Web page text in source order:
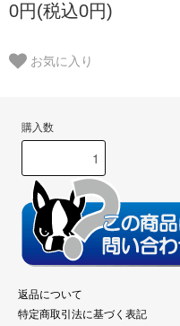
0円(税込0円)
お気に入り
購入数
返品について
特定商取引法に基づく表記